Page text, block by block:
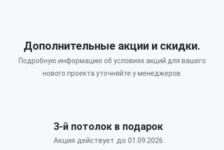
Дополнительные акции и скидки.
Подробную информацию об условиях акций для вашего
нового проекта уточняйте у менеджеров.
3-й потолок в подарок
Акция действует до 01.09.2026